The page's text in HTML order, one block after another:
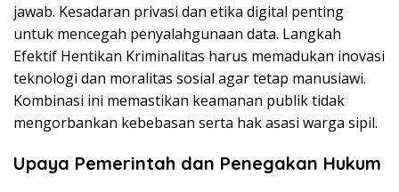
jawab. Kesadaran privasi dan etika digital penting
untuk mencegah penyalahgunaan data. Langkah
Efektif Hentikan Kriminalitas harus memadukan inovasi
teknologi dan moralitas sosial agar tetap manusiawi.
Kombinasi ini memastikan keamanan publik tidak
mengorbankan kebebasan serta hak asasi warga sipil.
Upaya Pemerintah dan Penegakan Hukum